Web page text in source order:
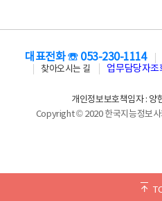
대표전화 ☏ 053-230-1114
찾아오시는 길
업무담당자조
개인정보보호책임자 : 양
Copyright © 2020 한국지능정보